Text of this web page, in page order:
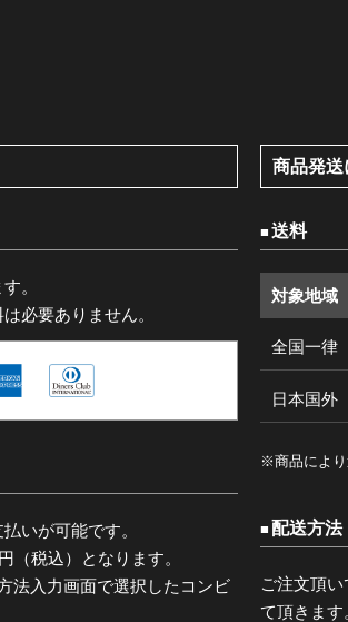
。
必要ありません。
いが可能です。
（税込）となります。
法入力画面で選択したコンビ
商品発送
送料
対象地域
全国一律
日本国外
※商品により
配送方法
ご注文頂
て頂きます